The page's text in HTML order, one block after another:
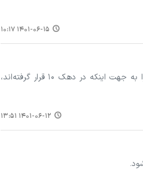
۱۴۰۱-۰۶-۱۵ ۱۰:۱۷
رئیس سازمان بهزیستی کشور گفت: ما گزارشی در حال حاضر نداریم که بخواهند یارانه‌های آنها را به جهت اینکه در دهک ۱۰ قرار گرفته‌اند،
۱۴۰۱-۰۶-۱۲ ۱۳:۵۱